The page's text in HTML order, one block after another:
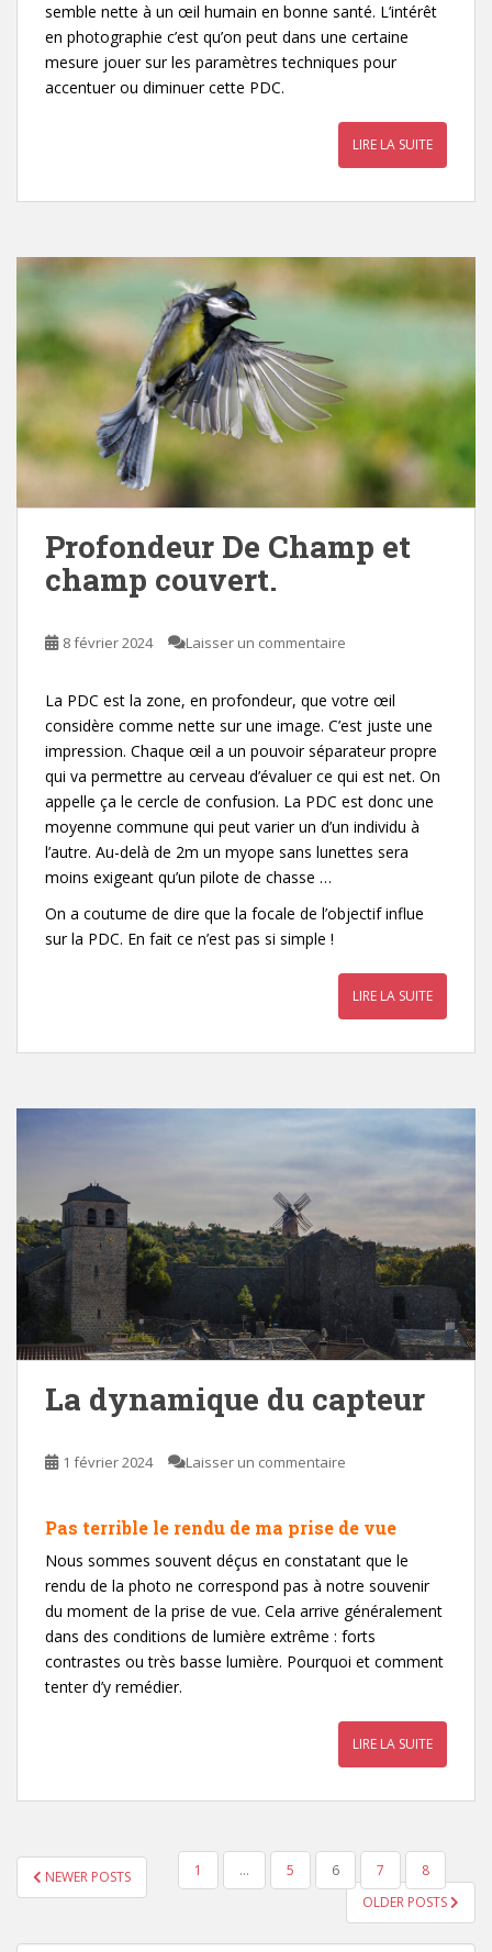
semble nette à un œil humain en bonne santé. L’intérêt
en photographie c’est qu’on peut dans une certaine
mesure jouer sur les paramètres techniques pour
accentuer ou diminuer cette PDC.
LIRE LA SUITE
Profondeur De Champ et
champ couvert.
8 février 2024 Laisser un commentaire
La PDC est la zone, en profondeur, que votre œil
considère comme nette sur une image. C’est juste une
impression. Chaque œil a un pouvoir séparateur propre
qui va permettre au cerveau d’évaluer ce qui est net. On
appelle ça le cercle de confusion. La PDC est donc une
moyenne commune qui peut varier un d’un individu à
l’autre. Au-delà de 2m un myope sans lunettes sera
moins exigeant qu’un pilote de chasse …
On a coutume de dire que la focale de l’objectif influe
sur la PDC. En fait ce n’est pas si simple !
LIRE LA SUITE
La dynamique du capteur
1 février 2024 Laisser un commentaire
Pas terrible le rendu de ma prise de vue
Nous sommes souvent déçus en constatant que le
rendu de la photo ne correspond pas à notre souvenir
du moment de la prise de vue. Cela arrive généralement
dans des conditions de lumière extrême : forts
contrastes ou très basse lumière. Pourquoi et comment
tenter d’y remédier.
LIRE LA SUITE
PAGINATION
DES
NEWER POSTS 1 … 5 6 7
8
OLDER POSTS